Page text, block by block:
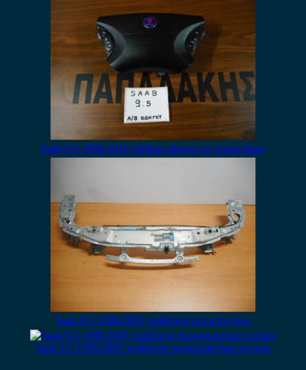
Saab 9-5 1998-2010 AirBag οδηγού με χειριστήρια
Saab 9-5 1998-2005 τραβέρσα μετώπης άνω
Saab 9-5 1998-2005 τραβέρσα προφυλακτήρα εμπρός